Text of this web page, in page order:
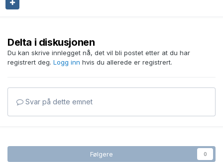
Delta i diskusjonen
Du kan skrive innlegget nå, det vil bli postet etter at du har
registrert deg. Logg inn hvis du allerede er registrert.
Svar på dette emnet
Følgere 0